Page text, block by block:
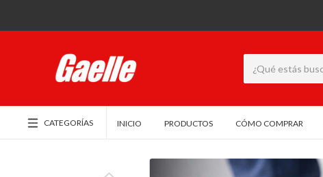
CATEGORÍAS INICIO PRODUCTOS CÓMO COMPRAR